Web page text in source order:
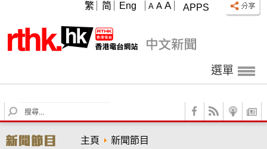
APPS
A A A
繁 简 Eng
選單
S
e
r
主頁 新聞節目